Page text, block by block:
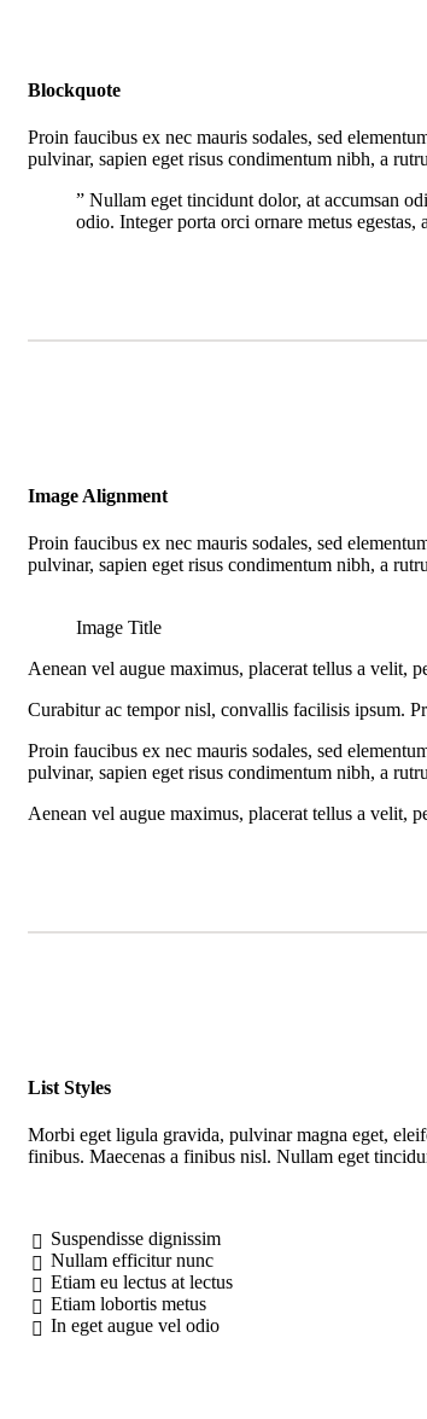
Blockquote
Proin faucibus ex nec mauris sodales, sed
pulvinar, sapien eget risus condimentum nibh, a
” Nullam eget tincidunt dolor, at accumsan
odio. Integer porta orci ornare metus egestas,
Image Alignment
Proin faucibus ex nec mauris sodales, sed
pulvinar, sapien eget risus condimentum nibh, a
Image Title
Aenean vel augue maximus, placerat tellus a velit,
Curabitur ac tempor nisl, convallis facilisis ipsum.
Proin faucibus ex nec mauris sodales, sed
pulvinar, sapien eget risus condimentum nibh, a
Aenean vel augue maximus, placerat tellus a velit,
List Styles
Morbi eget ligula gravida, pulvinar magna eget,
finibus. Maecenas a finibus nisl. Nullam eget
Suspendisse dignissim
Nullam efficitur nunc
Etiam eu lectus at lectus
Etiam lobortis metus
In eget augue vel odio